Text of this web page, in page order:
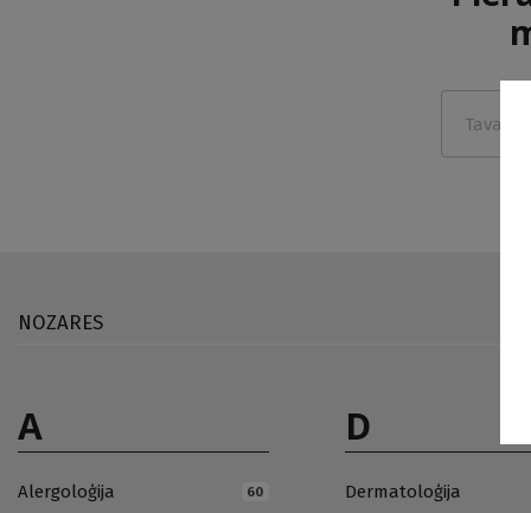
NOZARES
A
Alergoloģija 60
D
Dermatoloģija